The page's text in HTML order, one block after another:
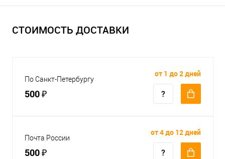
СТОИМОСТЬ ДОСТАВКИ
По Санкт-Петербургу
500 ₽
от 1 до 2 дней
Почта России
500 ₽
от 4 до 12 дней